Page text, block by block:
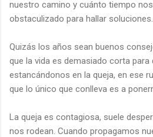
nuestro camino y cuánto tiempo
obstaculizado para hallar soluciones.
Quizás los años sean buenos
que la vida es demasiado corta para
estancándonos en la queja, en ese
que lo único que conlleva es a
La queja es contagiosa, suele
nos rodean. Cuando propagamos